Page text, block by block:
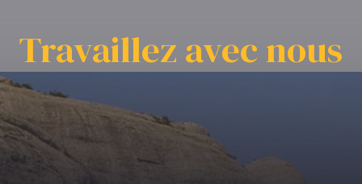
Travaillez avec nous